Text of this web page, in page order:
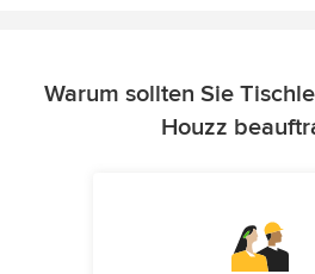
Warum sollten Sie
Houzz